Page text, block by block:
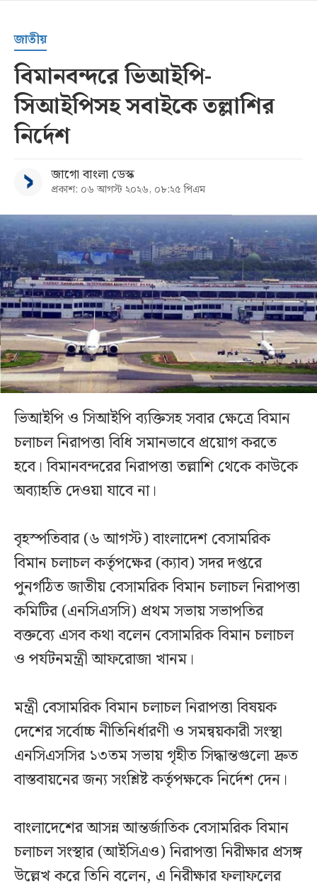
জাতীয়
বিমানবন্দরে ভিআইপি-
সিআইপিসহ সবাইকে তল্লাশির
নির্দেশ
জাগো বাংলা ডেস্ক
প্রকাশ: ০৬ আগস্ট ২০২৬, ০৮:২৫ পিএম
ভিআইপি ও সিআইপি ব্যক্তিসহ সবার ক্ষেত্রে বিমান
চলাচল নিরাপত্তা বিধি সমানভাবে প্রয়োগ করতে
হবে। বিমানবন্দরের নিরাপত্তা তল্লাশি থেকে কাউকে
অব্যাহতি দেওয়া যাবে না।
বৃহস্পতিবার (৬ আগস্ট) বাংলাদেশ বেসামরিক
বিমান চলাচল কর্তৃপক্ষের (ক্যাব) সদর দপ্তরে
পুনর্গঠিত জাতীয় বেসামরিক বিমান চলাচল নিরাপত্তা
কমিটির (এনসিএসসি) প্রথম সভায় সভাপতির
বক্তব্যে এসব কথা বলেন বেসামরিক বিমান চলাচল
ও পর্যটনমন্ত্রী আফরোজা খানম।
মন্ত্রী বেসামরিক বিমান চলাচল নিরাপত্তা বিষয়ক
দেশের সর্বোচ্চ নীতিনির্ধারণী ও সমন্বয়কারী সংস্থা
এনসিএসসির ১৩তম সভায় গৃহীত সিদ্ধান্তগুলো দ্রুত
বাস্তবায়নের জন্য সংশ্লিষ্ট কর্তৃপক্ষকে নির্দেশ দেন।
বাংলাদেশের আসন্ন আন্তর্জাতিক বেসামরিক বিমান
চলাচল সংস্থার (আইসিএও) নিরাপত্তা নিরীক্ষার প্রসঙ্গ
উল্লেখ করে তিনি বলেন, এ নিরীক্ষার ফলাফলের